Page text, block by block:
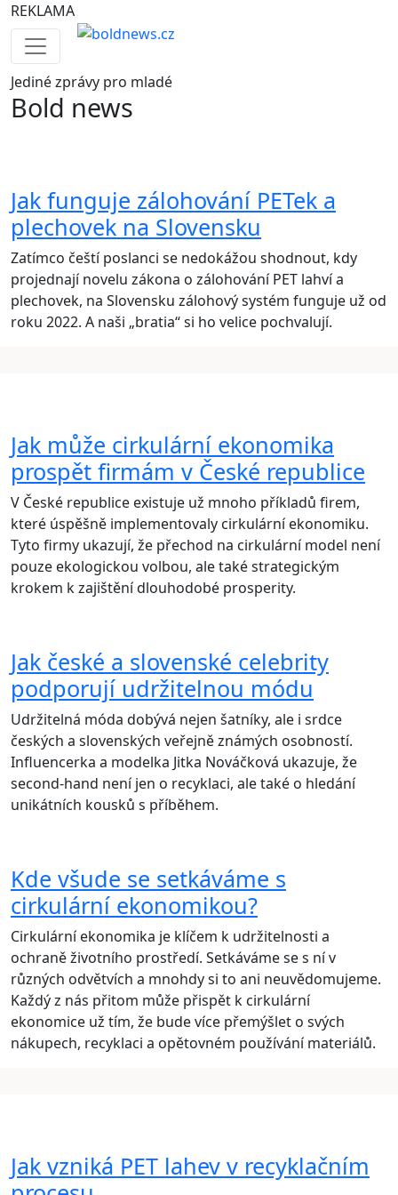
REKLAMA
Jedinézprávy pro mladé
Bold news
Jak funguje zálohování PETek a
plechovek na Slovensku
Zatímco čeští poslanci se nedokážou shodnout, kdy
projednají novelu zákona o zálohování PET lahví a
plechovek, na Slovensku zálohový systém funguje už od
roku 2022. A naši „bratia“ si ho velice pochvalují.
Jak může cirkulární ekonomika
prospět firmám v České republice
V České republice existuje už mnoho příkladů firem,
které úspěšně implementovaly cirkulární ekonomiku.
Tyto firmy ukazují, že přechod na cirkulární model není
pouze ekologickou volbou, ale také strategickým
krokem k zajištění dlouhodobé prosperity.
Jak české a slovenské celebrity
podporují udržitelnou módu
Udržitelná móda dobývá nejen šatníky, ale i srdce
českých a slovenských veřejně známých osobností.
Influencerka a modelka Jitka Nováčková ukazuje, že
second-hand není jen o recyklaci, ale také o hledání
unikátních kousků s příběhem.
Kde všude se setkáváme s
cirkulární ekonomikou?
Cirkulární ekonomika je klíčem k udržitelnosti a
ochraně životního prostředí. Setkáváme se s ní v
různých odvětvích a mnohdy si to ani neuvědomujeme.
Každý z nás přitom může přispět k cirkulární
ekonomice už tím, že bude více přemýšlet o svých
nákupech, recyklaci a opětovném používání materiálů.
Jak vzniká PET lahev v recyklačním